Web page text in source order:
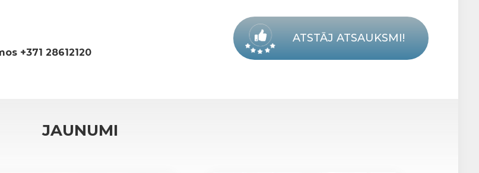
+371 28612120
ATSTĀJ ATSAUKSMI!
JAUNUMI